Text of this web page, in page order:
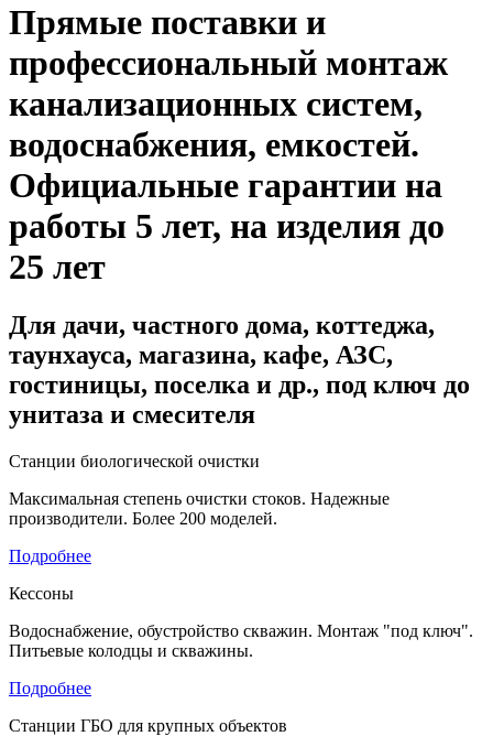
Прямые поставки и
профессиональный монтаж
канализационных систем,
водоснабжения, емкостей.
Официальные гарантии на
работы 5 лет, на изделия до
25 лет
Для дачи, частного дома, коттеджа,
таунхауса, магазина, кафе, АЗС,
гостиницы, поселка и др., под ключ до
унитаза и смесителя
Станции биологической очистки
Максимальная степень очистки стоков. Надежные
производители. Более 200 моделей.
Подробнее
Кессоны
Водоснабжение, обустройство скважин. Монтаж "под ключ".
Питьевые колодцы и скважины.
Подробнее
Станции ГБО для крупных объектов